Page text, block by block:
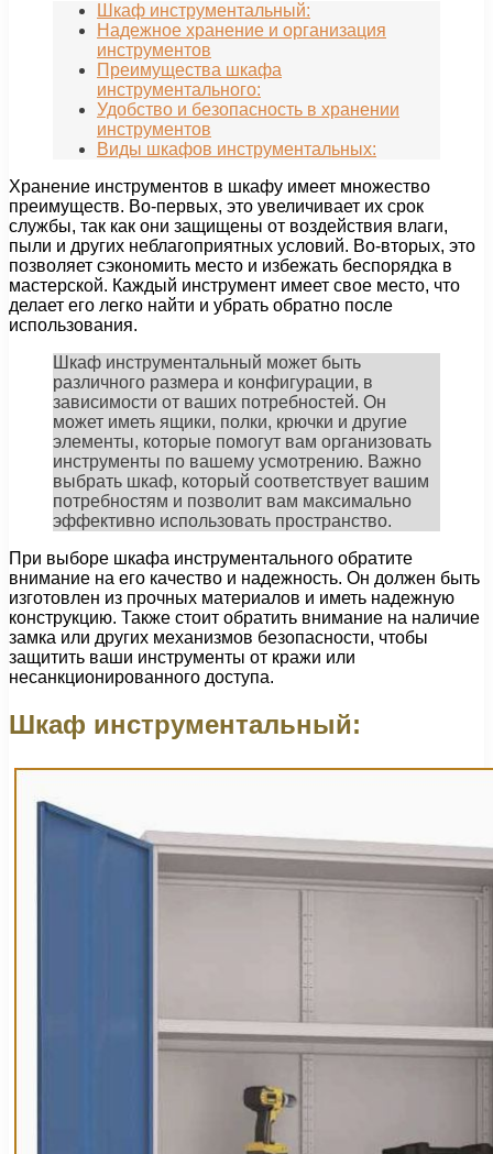
Шкаф инструментальный:
Надежное хранение и организация
инструментов
Преимущества шкафа
инструментального:
Удобство и безопасность в хранении
инструментов
Виды шкафов инструментальных:
Хранение инструментов в шкафу имеет множество
преимуществ. Во-первых, это увеличивает их срок
службы, так как они защищены от воздействия влаги,
пыли и других неблагоприятных условий. Во-вторых, это
позволяет сэкономить место и избежать беспорядка в
мастерской. Каждый инструмент имеет свое место, что
делает его легко найти и убрать обратно после
использования.
Шкаф инструментальный может быть
различного размера и конфигурации, в
зависимости от ваших потребностей. Он
может иметь ящики, полки, крючки и другие
элементы, которые помогут вам организовать
инструменты по вашему усмотрению. Важно
выбрать шкаф, который соответствует вашим
потребностям и позволит вам максимально
эффективно использовать пространство.
При выборе шкафа инструментального обратите
внимание на его качество и надежность. Он должен быть
изготовлен из прочных материалов и иметь надежную
конструкцию. Также стоит обратить внимание на наличие
замка или других механизмов безопасности, чтобы
защитить ваши инструменты от кражи или
несанкционированного доступа.
Шкаф инструментальный: